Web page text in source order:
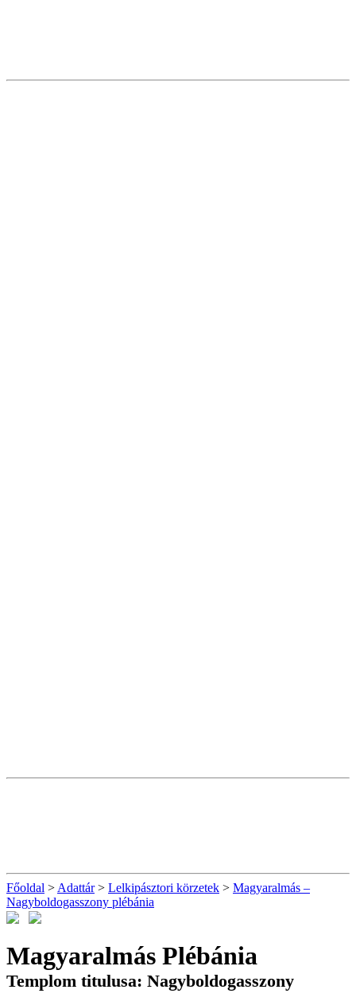
Főoldal > Adattár> Lelkipásztori körzetek > Magyaralmás –
Nagyboldogasszony plébánia
Magyaralmás Plébánia
Templom titulusa: Nagyboldogasszony